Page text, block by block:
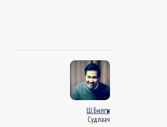
Ш.Билгүүн
Судлаач